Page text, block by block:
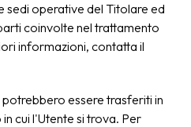
sedi operative del Titolare ed
coinvolte nel trattamento
informazioni, contatta il
essere trasferiti in
cui l'Utente si trova. Per